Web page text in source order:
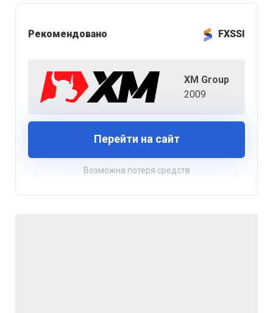
Рекомендовано FXSSI
XM Group
2009
Перейти на сайт
Возможна потеря средств